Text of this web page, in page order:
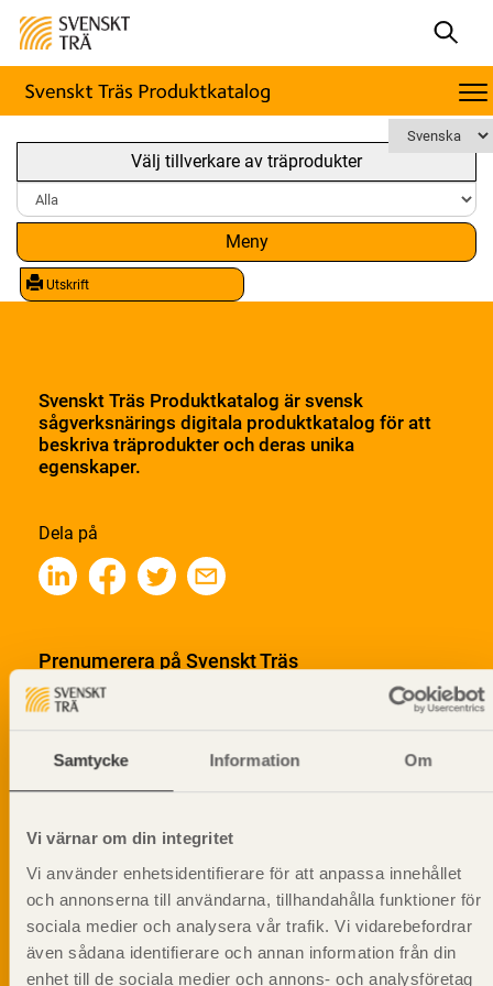
Samtycke Information Om
Vi värnar om din integritet
Vi använder enhetsidentifierare för att anpassa innehållet
och annonserna till användarna, tillhandahålla funktioner för
sociala medier och analysera vår trafik. Vi vidarebefordrar
även sådana identifierare och annan information från din
enhet till de sociala medier och annons- och analysföretag
Välj tillverkare av träprodukter
Meny
Utskrift
Svenskt Träs Produktkatalog är svensk
sågverksnärings digitala produktkatalog för att
beskriva träprodukter och deras unika
egenskaper.
Dela på
Prenumerera på Svenskt Träs
informationsutskick!